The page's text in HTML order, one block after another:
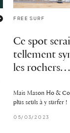
FREE SURF
Ce spot
tellement
les rochers…
Mais Mason Ho &
plus seuls à y surfer !
05/03/2023